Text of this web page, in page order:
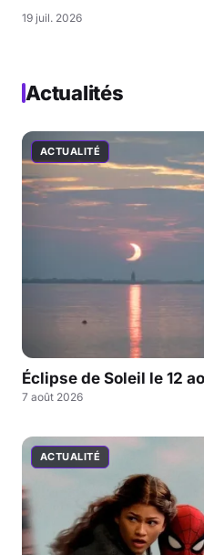
19 juil. 2026
Actualités
ACTUALITÉ
Éclipse de Soleil le 12
7 août 2026
ACTUALITÉ